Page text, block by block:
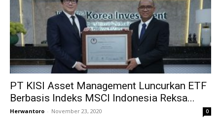
PT KISI Asset Management Luncurkan ETF
Berbasis Indeks MSCI Indonesia Reksa...
Herwantoro - November 23, 2020 0